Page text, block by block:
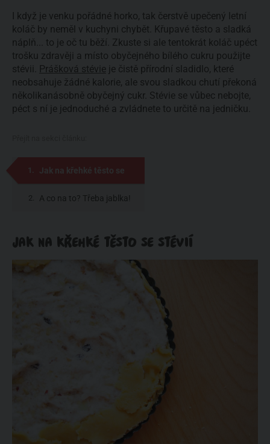
I když je venku pořádné horko, tak čerstvě upečený letní
koláč by neměl v kuchyni chybět. Křupavé těsto a sladká
náplň... to je oč tu běží. Zkuste si ale tentokrát koláč upéct
trošku zdravěji a místo obyčejného bílého cukru použijte
stévii.
Prášková stévie je čistě přírodní sladidlo, které
neobsahuje žádné kalorie, ale svou sladkou chutí překoná
několikanásobně obyčejný cukr. Stévie se vůbec nebojte,
péct s ní je jednoduché a zvládnete to určitě na jedničku.
Jak na křehké těsto se
stévií
A co na to? Třeba jablka!
JAK NA KŘEHKÉ TĚSTO SE STÉVIÍ